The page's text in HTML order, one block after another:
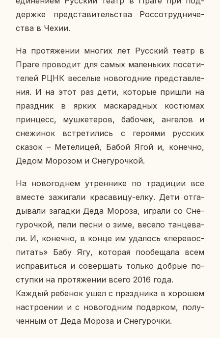
держ­ке пред­ста­ви­тель­ства Рос­со­труд­ни­че­
ства в Чехии.
На про­тя­же­нии многих лет Рус­ский театр в
Праге про­во­дит для самых ма­лень­ких по­се­ти­
те­лей РЦНК ве­се­лые но­во­год­ние пред­став­ле­
ния. И на этот раз дети, ко­то­рые пришли на
празд­ник в ярких мас­ка­рад­ных ко­стю­мах
прин­цесс, муш­ке­те­ров, ба­бо­чек, ан­ге­лов и
сне­жи­нок встре­ти­лись с ге­ро­я­ми рус­ских
сказок – Ме­те­ли­цей, Бабой Ягой и, ко­неч­но,
Дедом Мо­ро­зом и Сне­гу­роч­кой.
На но­во­год­нем утрен­ни­ке по тра­ди­ции все
вместе за­жи­га­ли кра­са­ви­цу-елку. Дети от­га­
ды­ва­ли за­гад­ки Деда Мороза, играли со Сне­
гу­роч­кой, пели песни о зиме, весело тан­це­ва­
ли. И, ко­неч­но, в конце им уда­лось «пе­ре­вос­
пи­тать» Бабу Ягу, ко­то­рая по­обе­ща­ла всем
ис­пра­вить­ся и со­вер­шать только добрые по­
ступ­ки на про­тя­же­нии всего 2016 года.
Каждый ре­бе­нок ушел с празд­ни­ка в хо­ро­шем
на­стро­е­нии и с но­во­год­ним по­дар­ком, по­лу­
чен­ным от Деда Мороза и Сне­гу­роч­ки.